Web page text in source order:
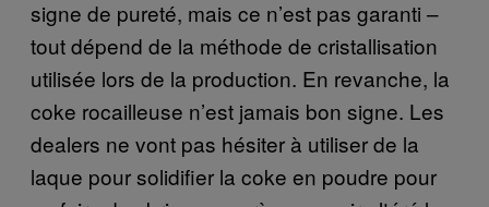
signe de pureté, mais ce n’est pas garanti –
tout dépend de la méthode de cristallisation
utilisée lors de la production. En revanche, la
coke rocailleuse n’est jamais bon signe. Les
dealers ne vont pas hésiter à utiliser de la
laque pour solidifier la coke en poudre pour